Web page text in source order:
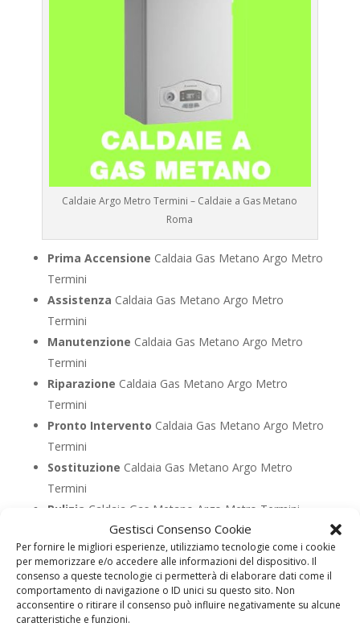
Gestisci Consenso Cookie
Per fornire le migliori esperienze, utilizziamo tecnologie come i cookie
per memorizzare e/o accedere alle informazioni del dispositivo. Il
consenso a queste tecnologie ci permetterà di elaborare dati come il
comportamento di navigazione o ID unici su questo sito. Non
acconsentire o ritirare il consenso può influire negativamente su alcune
caratteristiche e funzioni.
Caldaie Argo Metro Termini – Caldaie a Gas Metano
Roma
Prima Accensione Caldaia Gas Metano Argo Metro
Termini
Assistenza Caldaia Gas Metano Argo Metro
Termini
Manutenzione Caldaia Gas Metano Argo Metro
Termini
Riparazione Caldaia Gas Metano Argo Metro
Termini
Pronto Intervento Caldaia Gas Metano Argo Metro
Termini
Sostituzione Caldaia Gas Metano Argo Metro
Termini
Pulizia Caldaia Gas Metano Argo Metro Termini
Controllo FumiCaldaia Gas Metano Argo Metro
Termini
Bollino BluCaldaia Gas Metano Argo Metro Termini
Vendita Caldaia Gas Metano Argo Metro Termini
Offerte Caldaia Gas Metano Argo Metro Termini